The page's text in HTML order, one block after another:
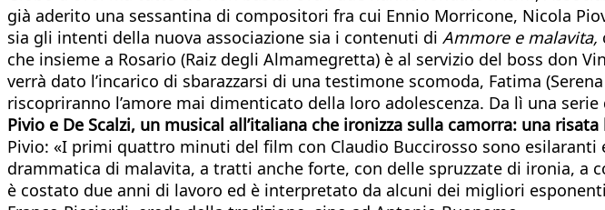
già aderito una sessantina di compositori fra cui Ennio Morricone, Nicola
sia gli intenti della nuova associazione sia i contenuti di Ammore e malavita,
che insieme a Rosario (Raiz degli Almamegretta) è al servizio del boss don
verrà dato l’incarico di sbarazzarsi di una testimone scomoda, Fatima
riscopriranno l’amore mai dimenticato della loro adolescenza. Da lì una
Pivio e De Scalzi, un musical all’italiana che ironizza sulla camorra: una risata
Pivio: «I primi quattro minuti del film con Claudio Buccirosso sono
drammatica di malavita, a tratti anche forte, con delle spruzzate di ironia,
è costato due anni di lavoro ed è interpretato da alcuni dei migliori